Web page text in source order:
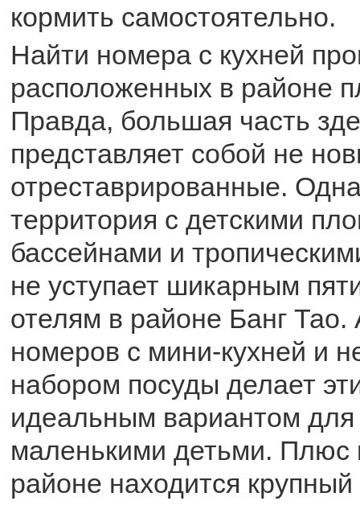
кормить самостоятельно.
Найти номера с кухней
расположенных в районе
Правда, большая часть
представляет собой не
отреставрированные.
территория с детскими
бассейнами и
не уступает шикарным
отелям в районе Банг Тао.
номеров с мини-кухней и
набором посуды делает
идеальным вариантом для
маленькими детьми. Плюс
районе находится крупный